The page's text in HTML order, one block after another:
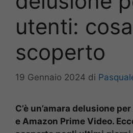
utenti:
scoperto
19 Gennaio 2024 di
C’è un’amara delusione
e Amazon Prime Video.